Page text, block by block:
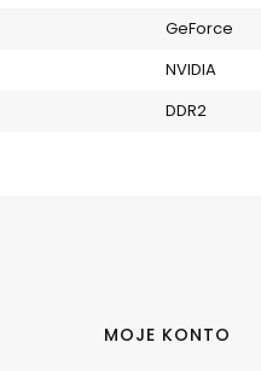
GeForce
NVIDIA
DDR2
MOJE KONTO